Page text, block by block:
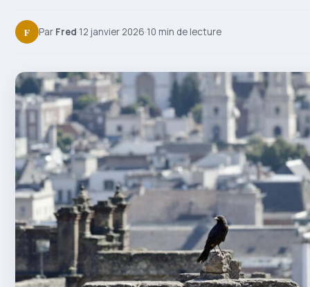
F Par Fred·12 janvier 2026·10 min de lecture